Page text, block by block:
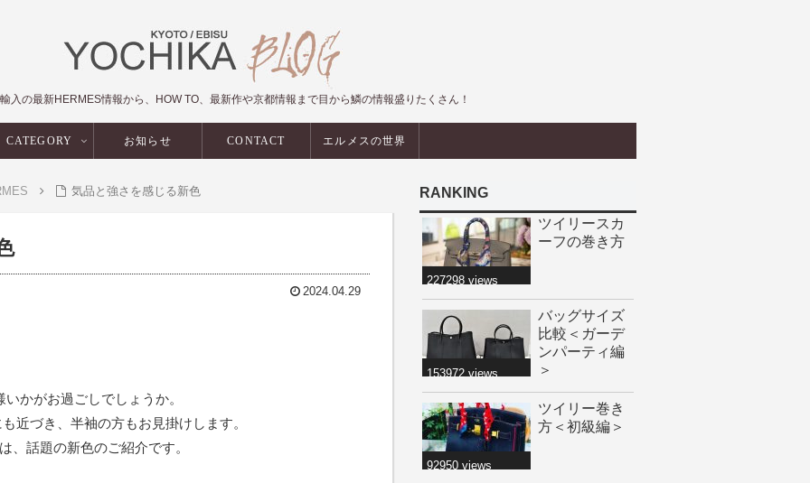
入の最新HERMES情報から、HOW TO、最新作や京都情報まで目から鱗の情報盛りたくさん！
CATEGORY お知らせ CONTACT エルメスの世界
気品と強さを感じる新色
2024.04.29
いかがお過ごしでしょうか。
近づき、半袖の方もお見掛けします。
、話題の新色のご紹介です。
RANKING
ツイリースカ
ーフの巻き方
227298 views
バッグサイズ
比較＜ガーデ
ンパーティ編
＞
153972 views
ツイリー巻き
方＜初級編＞
92950 views